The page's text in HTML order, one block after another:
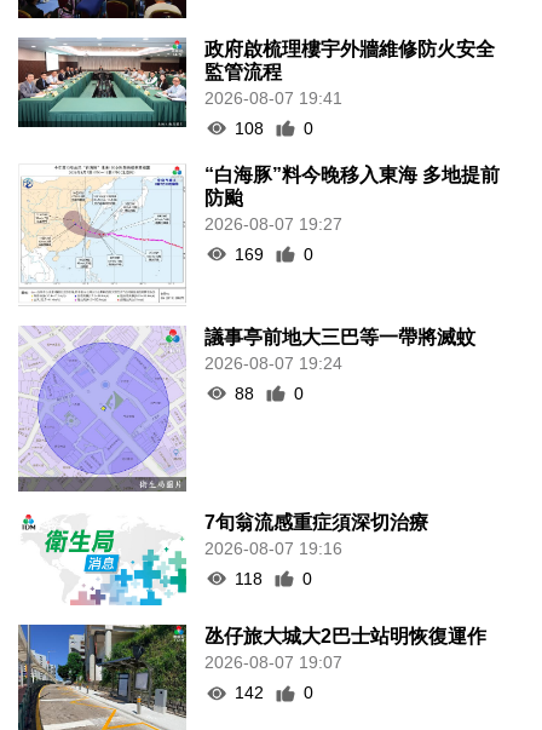
監管流程
2026-08-07 19:41
108
0
防颱
2026-08-07 19:27
169
0
2026-08-07 19:24
88
0
2026-08-07 19:16
118
0
2026-08-07 19:07
142
0